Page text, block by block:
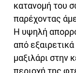
κατανομή του
παρέχοντας
Η υψηλή
από
μαξιλάρι στην
περιοχή της